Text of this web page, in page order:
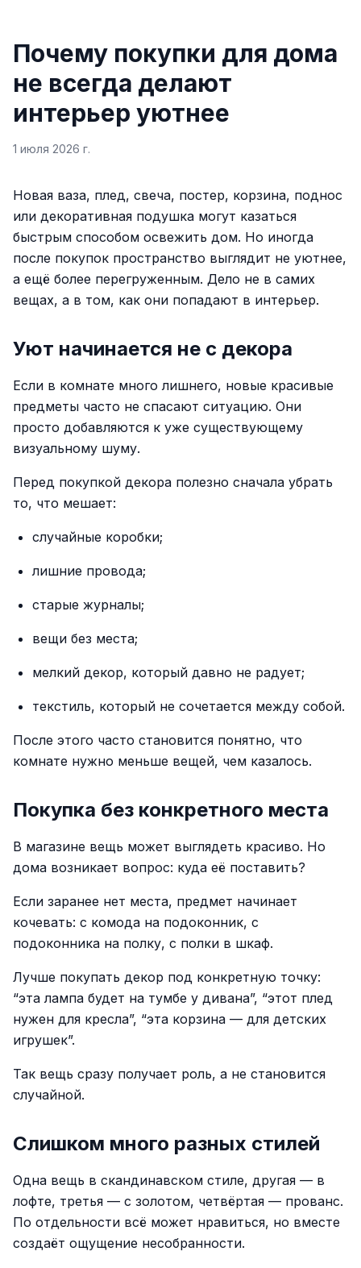
Почему покупки для дома
не всегда делают
интерьер уютнее
1 июля 2026 г.
Новая ваза, плед, свеча, постер, корзина, поднос
или декоративная подушка могут казаться
быстрым способом освежить дом. Но иногда
после покупок пространство выглядит не уютнее,
а ещё более перегруженным. Дело не в самих
вещах, а в том, как они попадают в интерьер.
Уют начинается не с декора
Если в комнате много лишнего, новые красивые
предметы часто не спасают ситуацию. Они
просто добавляются к уже существующему
визуальному шуму.
Перед покупкой декора полезно сначала убрать
то, что мешает:
случайные коробки;
лишние провода;
старые журналы;
вещи без места;
мелкий декор, который давно не радует;
текстиль, который не сочетается между собой.
После этого часто становится понятно, что
комнате нужно меньше вещей, чем казалось.
Покупка без конкретного места
В магазине вещь может выглядеть красиво. Но
дома возникает вопрос: куда её поставить?
Если заранее нет места, предмет начинает
кочевать: с комода на подоконник, с
подоконника на полку, с полки в шкаф.
Лучше покупать декор под конкретную точку:
“эта лампа будет на тумбе у дивана”, “этот плед
нужен для кресла”, “эта корзина — для детских
игрушек”.
Так вещь сразу получает роль, а не становится
случайной.
Слишком много разных стилей
Одна вещь в скандинавском стиле, другая — в
лофте, третья — с золотом, четвёртая — прованс.
По отдельности всё может нравиться, но вместе
создаёт ощущение несобранности.